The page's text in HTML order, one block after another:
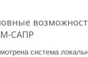
САПР
система